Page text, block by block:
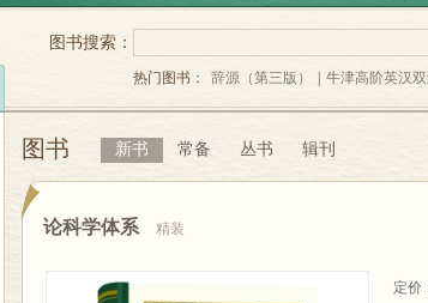
图书搜索：
热门图书： 辞源（第三版） 牛津高阶英汉
图书 新书 常备 丛书 辑刊
论科学体系 精装
定价